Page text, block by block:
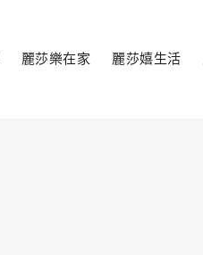
麗莎樂在家 麗莎嬉生活